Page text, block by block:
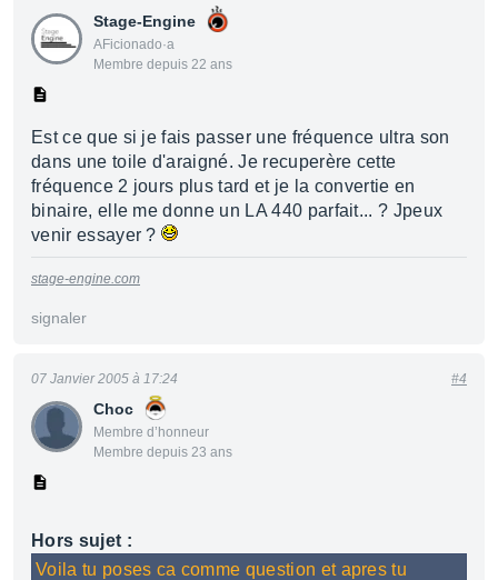
Stage-Engine
AFicionado·a
Membre depuis 22 ans
Est ce que si je fais passer une fréquence ultra son
dans une toile d'araigné. Je recuperère cette
fréquence 2 jours plus tard et je la convertie en
binaire, elle me donne un LA 440 parfait... ? Jpeux
venir essayer ?
stage-engine.com
signaler
Choc
Membre d’honneur
Membre depuis 23 ans
07 Janvier 2005 à 17:24 #4
Hors sujet :
Voila tu poses ca comme question et apres tu